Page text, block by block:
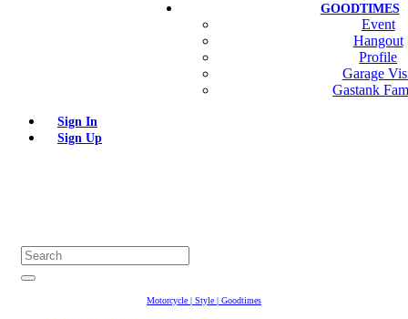
GOODTIMES
Event
Hangout
Profile
Garage
Gastank
Sign In
Sign Up
Motorcycle | Style | Goodtimes